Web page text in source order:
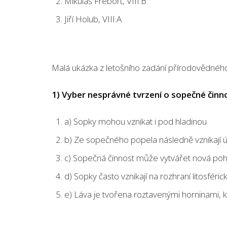
Jiří Holub,
Malá ukázka z letošního zadání
1) Vyber nesprávné tvrzení o sopečné
a) Sopky mohou vznikat i pod hladinou
b) Ze sopečného popela následně vznikají
c) Sopečná činnost může vytvářet nová
d) Sopky často vznikají na rozhraní
e) Láva je tvořena roztavenými